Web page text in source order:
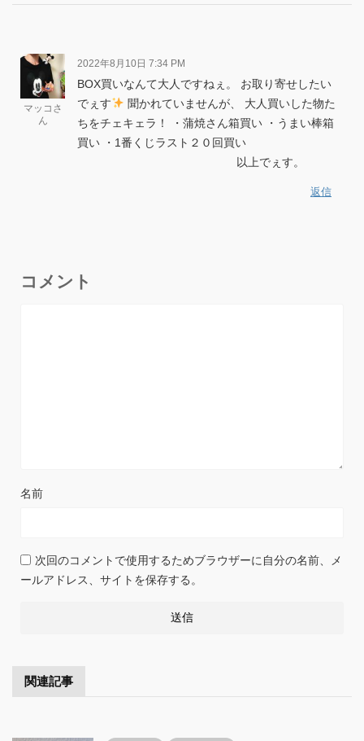
マッコさ
ん
2022年8月10日 7:34 PM
BOX買いなんて大人ですねぇ。
お取り寄せしたい
でぇす
聞かれていませんが、
大人買いした物た
ちをチェキェラ！
・蒲焼さん箱買い ・うまい棒箱
買い ・1番くじラスト２０回買い
以上でぇす。
返信
コメント
名前
次回のコメントで使用するためブラウザーに自分の名前、メ
ールアドレス、サイトを保存する。
関連記事